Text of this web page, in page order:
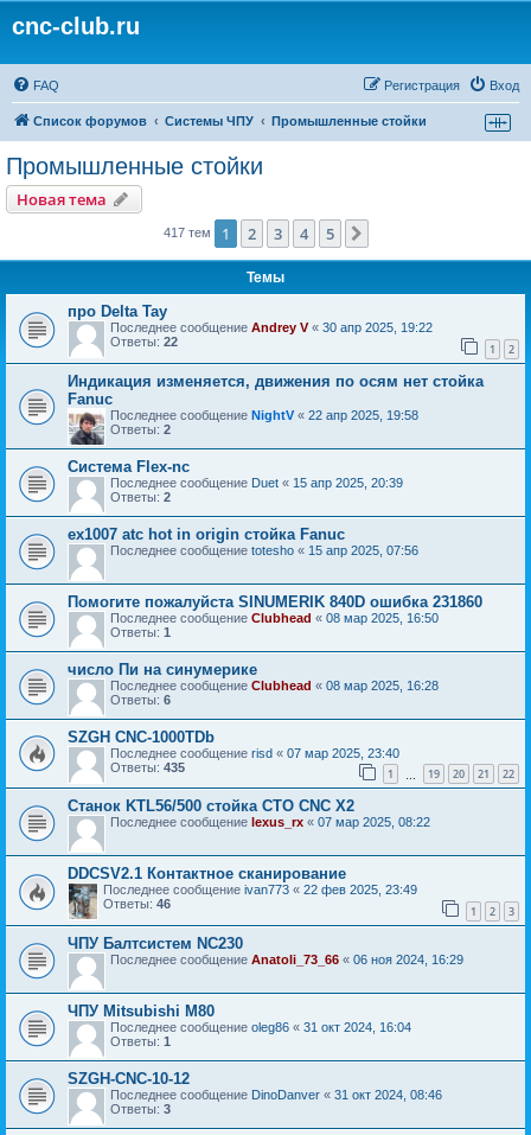
cnc-club.ru
FAQ Вход
Регистрация
Список форумов Системы ЧПУ Промышленные стойки
Промышленные стойки
Новая тема
417 тем 1 2 3 4 5
Темы
про Delta Tay
Последнее сообщение Andrey V« 30 апр 2025, 19:22
Ответы: 22 1 2
Индикация изменяется, движения по осям нет стойка
Fanuc
Последнее сообщение NightV « 22 апр 2025, 19:58
Ответы: 2
Система Flex-nc
Последнее сообщение Duet « 15 апр 2025, 20:39
Ответы: 2
ex1007 atc hot in origin стойка Fanuc
Последнее сообщение totesho « 15 апр 2025, 07:56
Помогите пожалуйста SINUMERIK 840D ошибка 231860
Последнее сообщение Clubhead « 08 мар 2025, 16:50
Ответы: 1
число Пи на синумерике
Последнее сообщение Clubhead « 08 мар 2025, 16:28
Ответы: 6
SZGH CNC-1000TDb
Последнее сообщение risd « 07 мар 2025, 23:40
Ответы: 435 1 19 20 21 22
Станок KTL56/500 стойка CTO CNC X2
Последнее сообщение lexus_rx « 07 мар 2025, 08:22
DDCSV2.1 Контактное сканирование
Последнее сообщение ivan773 « 22 фев 2025, 23:49
Ответы: 46 1 2 3
ЧПУ Балтсистем NC230
Последнее сообщение Anatoli_73_66 « 06 ноя 2024, 16:29
ЧПУ Mitsubishi M80
Последнее сообщение oleg86 « 31 окт 2024, 16:04
Ответы: 1
SZGH-CNC-10-12
Последнее сообщение DinoDanver « 31 окт 2024, 08:46
Ответы: 3